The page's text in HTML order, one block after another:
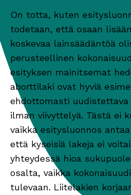
On totta, kuten
todetaan, että osaan
koskevaa lainsäädäntöä
perusteellinen
esityksen mainitsemat
aborttilaki ovat hyviä
ehdottomasti uudistettava
ilman viivyttelyä. Tästä ei
vaikka esitysluonnos
että kyseisiä lakeja ei
yhteydessä hioa
osalta, vaikka
tulevaan. Liitelakien